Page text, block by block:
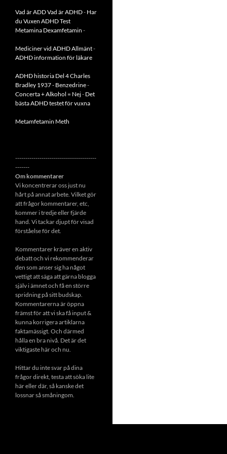
Vad är ADDVad är ADHD- Har
du Vuxen ADHD Test
Metamina Dexamfetamin -
Mediciner vid ADHD Allmänt-
ADHD information för läkare
ADHD historia Del 4 Charles
Bradley 1937 - Benzedrine-
Concerta + Alkohol = Nej- Det
bästa ADHD testet för vuxna
Metamfetamin Meth
----------------------------------------
-------
Om kommentarer
Vi koncentrerar oss just nu
hårt på annat arbete. Vilket gör
att frågor kommentarer, etc,
kommer i tredje eller fjärde
hand. Vi tackar djupt för visad
förståelse för det.
Kommentarer kräver en aktiv
debatt och vi rekommenderar
den som anser sig ha något
vettigt att säga att gärna blogga
själv i ämnet och få en större
spridning på sitt budskap.
Kommentarerna är öppna
främst för att vi ska få input &
kunna korrigera artiklarna
faktamässigt. Och därmed
hålla en bra nivå. Det är det
viktigaste här och nu.
Hittar du inte svar på dina
frågor direkt, testa att söka lite
här eller där, så kanske det
lossnar så småningom.